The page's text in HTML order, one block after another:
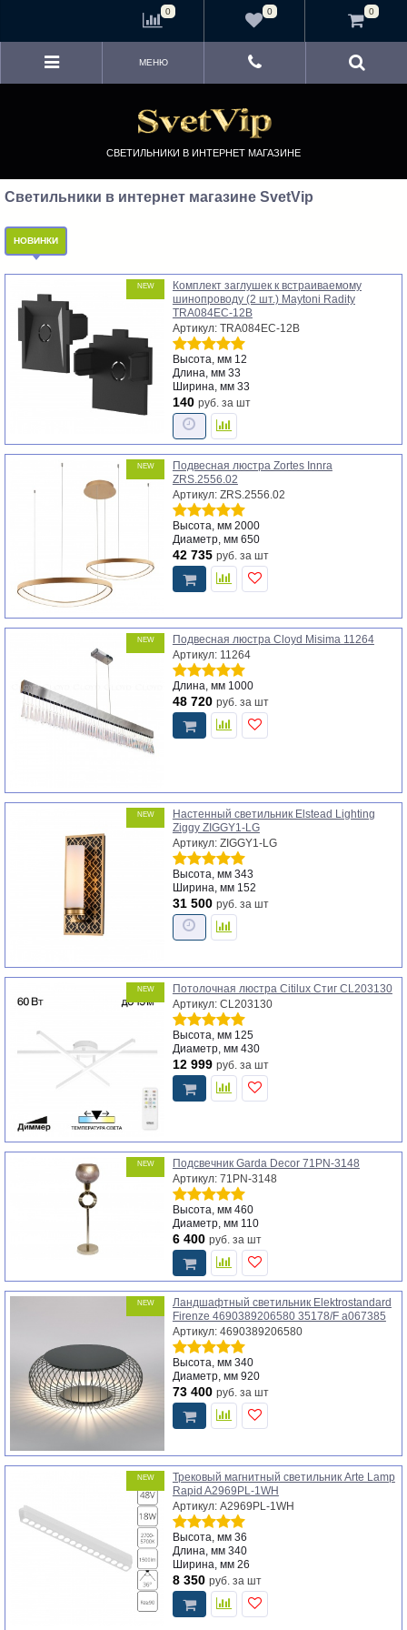
СВЕТИЛЬНИКИ В ИНТЕРНЕТ МАГАЗИНЕ
МЕНЮ
Светильники в интернет магазине SvetVip
НОВИНКИ
NEW
Комплект заглушек к встраиваемому
шинопроводу (2 шт.) Maytoni Radity
TRA084EC-12B
Артикул: TRA084EC-12B
Высота, мм 12
Длина, мм 33
Ширина, мм 33
140 руб. за шт
NEW
Подвесная люстра Zortes Innra
ZRS.2556.02
Артикул: ZRS.2556.02
Высота, мм 2000
Диаметр, мм 650
42 735 руб. за шт
NEW
Подвесная люстра Cloyd Misima 11264
Артикул: 11264
Длина, мм 1000
48 720 руб. за шт
NEW
Настенный светильник Elstead Lighting
Ziggy ZIGGY1-LG
Артикул: ZIGGY1-LG
Высота, мм 343
Ширина, мм 152
31 500 руб. за шт
NEW
Потолочная люстра Citilux Стиг CL203130
Артикул: CL203130
Высота, мм 125
Диаметр, мм 430
12 999 руб. за шт
NEW
Подсвечник Garda Decor 71PN-3148
Артикул: 71PN-3148
Высота, мм 460
Диаметр, мм 110
6 400 руб. за шт
NEW
Ландшафтный светильник Elektrostandard
Firenze 4690389206580 35178/F a067385
Артикул: 4690389206580
Высота, мм 340
Диаметр, мм 920
73 400 руб. за шт
NEW
Трековый магнитный светильник Arte Lamp
Rapid A2969PL-1WH
Артикул: A2969PL-1WH
Высота, мм 36
Длина, мм 340
Ширина, мм 26
8 350 руб. за шт
0 0 0